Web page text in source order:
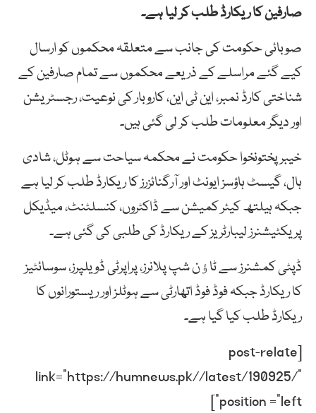
صارفین کا ریکارڈ طلب کر لیا ہے۔
صوبائی حکومت کی جانب سے متعلقہ محکموں کو ارسال
کیے گئے مراسلے کے ذریعے محکموں سے تمام صارفین کے
شناختی کارڈ نمبر، این ٹی این، کاروبار کی نوعیت، رجسٹریشن
اور دیگر معلومات طلب کر لی گئی ہیں۔
خیبرپختونخوا حکومت نے محکمہ سیاحت سے ہوٹل، شادی
ہال، گیسٹ ہاؤسز ایونٹ اور آرگنائزرز کا ریکارڈ طلب کر لیا ہے
جبکہ ہیلتھ کیئر کمیشن سے ڈاکٹروں، کنسلٹنٹ، میڈیکل
پریکٹیشنرز لیبارٹریز کے ریکارڈ کی طلبی کی گئی ہے۔
ڈپٹی کمشنرز سے ٹاﺅن شپ پلانرز، پراپرٹی ڈویلپرز، سوسائٹیز
کا ریکارڈ جبکہ فوڈ فوڈ اتھارٹی سے ہوٹلز اور ریستورانوں کا
ریکارڈ طلب کیا گیا ہے۔
[post-relate
link=”https://humnews.pk//latest/190925/”
position =”left”]